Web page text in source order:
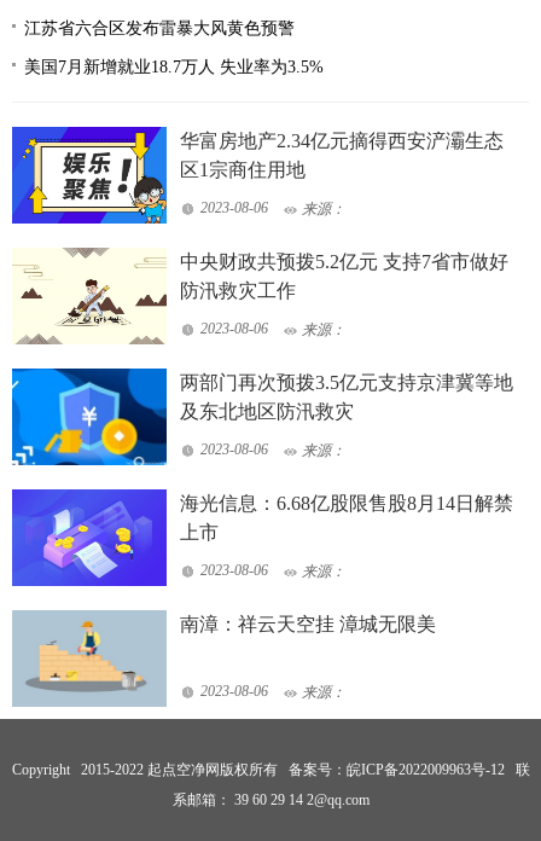
江苏省六合区发布雷暴大风黄色预警
美国7月新增就业18.7万人 失业率为3.5%
华富房地产2.34亿元摘得西安浐灞生态
区1宗商住用地
2023-08-06 来源：
中央财政共预拨5.2亿元 支持7省市做好
防汛救灾工作
2023-08-06 来源：
两部门再次预拨3.5亿元支持京津冀等地
及东北地区防汛救灾
2023-08-06 来源：
海光信息：6.68亿股限售股8月14日解禁
上市
2023-08-06 来源：
南漳：祥云天空挂 漳城无限美
2023-08-06 来源：
Copyright 2015-2022 起点空净网版权所有 备案号： 皖ICP备2022009963号-12联
系邮箱： 39 60 29 14 2@qq.com